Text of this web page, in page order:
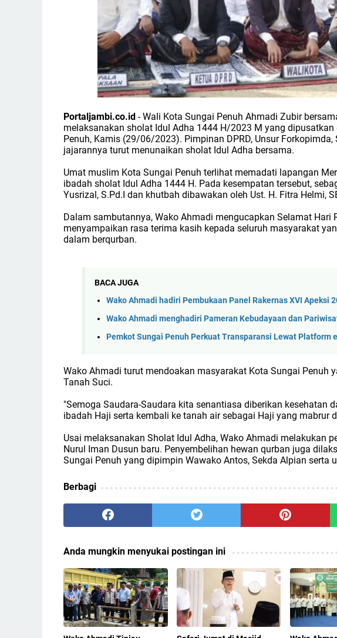
Portaljambi.co.id - Wali Kota Sungai Penuh Ahmadi Zubir
melaksanakan sholat Idul Adha 1444 H/2023 M yang
Penuh, Kamis (29/06/2023). Pimpinan DPRD, Unsur Forkopimda,
jajarannya turut menunaikan sholat Idul Adha bersama.
Umat muslim Kota Sungai Penuh terlihat memadati lapangan
ibadah sholat Idul Adha 1444 H. Pada kesempatan tersebut,
Yusrizal, S.Pd.I dan khutbah dibawakan oleh Ust. H. Fitra Helmi,
Dalam sambutannya, Wako Ahmadi mengucapkan Selamat Hari
menyampaikan rasa terima kasih kepada seluruh masyarakat
dalam berqurban.
BACA JUGA
Wako Ahmadi hadiri Pembukaan Panel Rakernas XVI Apeksi
Wako Ahmadi menghadiri Pameran Kebudayaan dan
Pemkot Sungai Penuh Perkuat Transparansi Lewat Platform
Wako Ahmadi turut mendoakan masyarakat Kota Sungai Penuh
Tanah Suci.
"Semoga Saudara-Saudara kita senantiasa diberikan kesehatan
ibadah Haji serta kembali ke tanah air sebagai Haji yang mabrur
Usai melaksanakan Sholat Idul Adha, Wako Ahmadi melakukan
Nurul Iman Dusun baru. Penyembelihan hewan qurban juga
Sungai Penuh yang dipimpin Wawako Antos, Sekda Alpian serta
Berbagi
Anda mungkin menyukai postingan ini